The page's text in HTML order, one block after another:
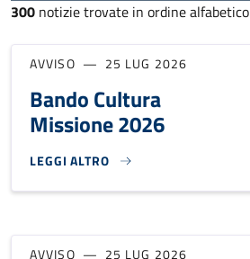
300 notizie trovate in ordine alfabetico
AVVISO 25 LUG 2026
Bando Cultura
Missione 2026
LEGGI ALTRO
BANDO CULTURA MISSIONE 2026}
AVVISO 25 LUG 2026